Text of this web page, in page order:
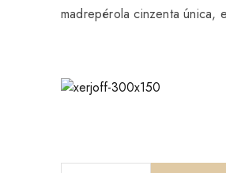
madrepérola cinzenta única,